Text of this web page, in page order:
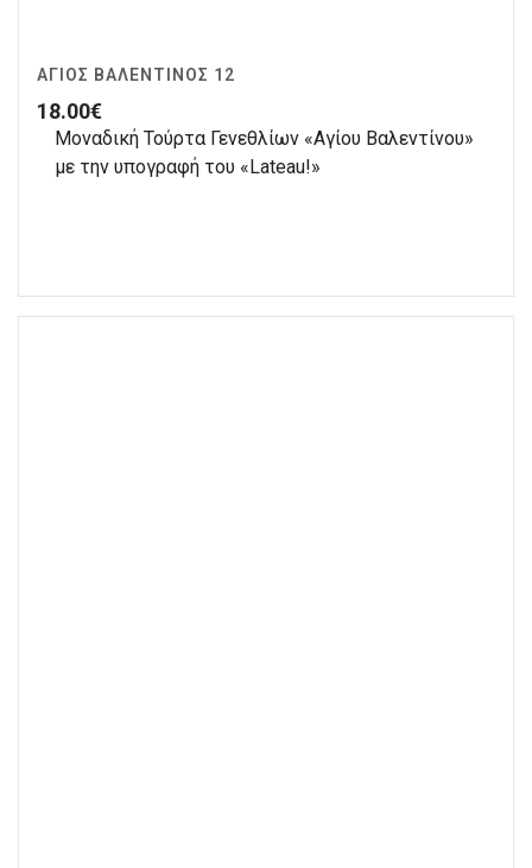
ΆΓΙΟΣ ΒΑΛΕΝΤΊΝΟΣ 12
18.00€
Μοναδική Τούρτα Γενεθλίων «Αγίου Βαλεντίνου»
με την υπογραφή του «Lateau!»